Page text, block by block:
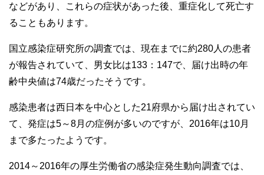
などがあり、これらの症状があった後、重症化して死亡す
ることもあります。
国立感染症研究所の調査では、現在までに約280人の患者
が報告されていて、男女比は133：147で、届け出時の年
齢中央値は74歳だったそうです。
感染患者は西日本を中心とした21府県から届け出されてい
て、発症は5～8月の症例が多いのですが、2016年は10月
まで多たったようです。
2014～2016年の厚生労働省の感染症発生動向調査では、